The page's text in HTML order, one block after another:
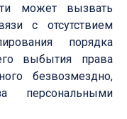
может вызвать
с отсутствием
порядка
выбытия права
безвозмездно,
персональными